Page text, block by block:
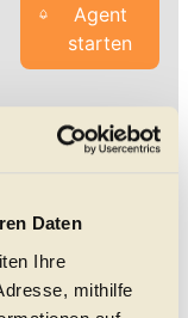
Daten
Ihre
mithilfe
Agent
starten
Sieger der
aus den